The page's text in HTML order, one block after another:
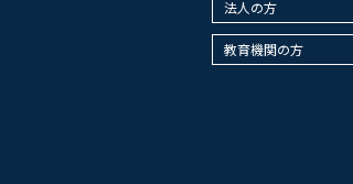
法人の方
教育機関の方